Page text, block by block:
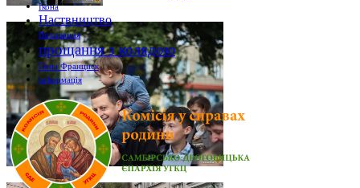
Ікона
Наствництво
Виховання
прощання з колядою
Папа Франциск
інформація